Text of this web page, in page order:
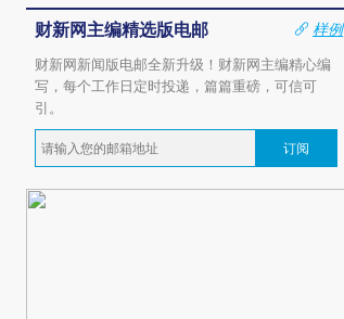
财新网主编精选版电邮
样例
财新网新闻版电邮全新升级！财新网主编精心编
写，每个工作日定时投递，篇篇重磅，可信可
引。
订阅